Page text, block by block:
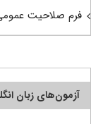
فرم صلاحیت
آزمون‌های زبان